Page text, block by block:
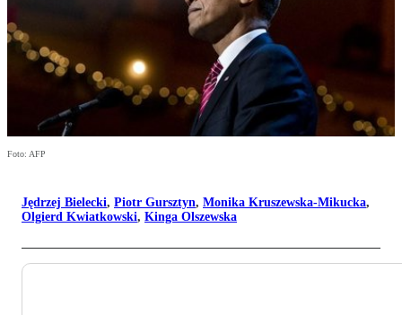
Foto: AFP
Jędrzej Bielecki, Piotr Gursztyn, Monika Kruszewska-Mikucka,
Olgierd Kwiatkowski, Kinga Olszewska